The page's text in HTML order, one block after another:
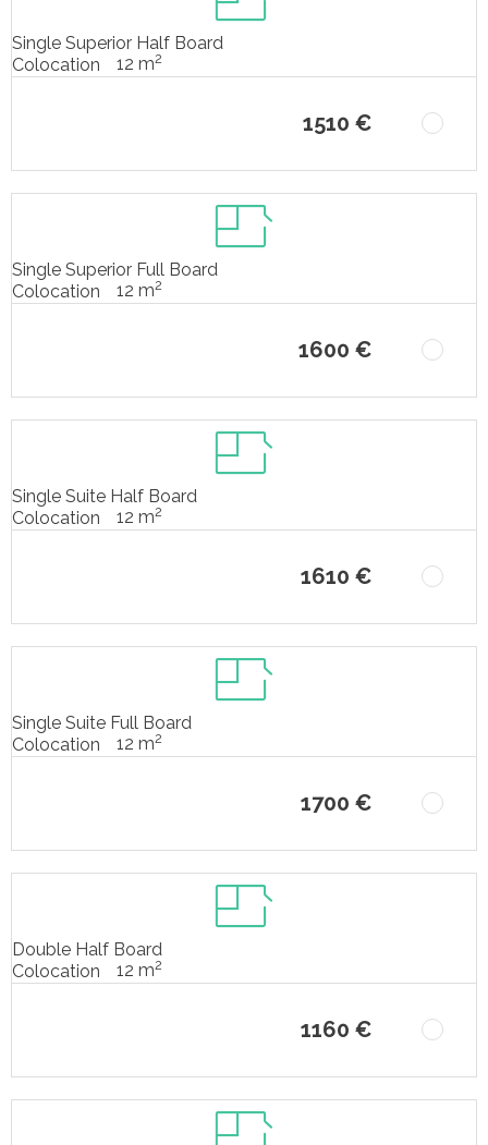
Single Superior Half Board
Colocation
12 m2
1510 €
Single Superior Full Board
Colocation
12 m2
1600 €
Single Suite Half Board
Colocation
12 m2
1610 €
Single Suite Full Board
Colocation
12 m2
1700 €
Double Half Board
Colocation
12 m2
1160 €